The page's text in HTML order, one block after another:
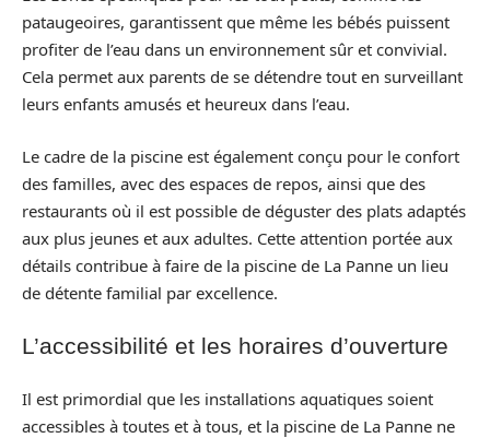
pataugeoires, garantissent que même les bébés puissent
profiter de l’eau dans un environnement sûr et convivial.
Cela permet aux parents de se détendre tout en surveillant
leurs enfants amusés et heureux dans l’eau.
Le cadre de la piscine est également conçu pour le confort
des familles, avec des espaces de repos, ainsi que des
restaurants où il est possible de déguster des plats adaptés
aux plus jeunes et aux adultes. Cette attention portée aux
détails contribue à faire de la piscine de La Panne un lieu
de détente familial par excellence.
L’accessibilité et les horaires d’ouverture
Il est primordial que les installations aquatiques soient
accessibles à toutes et à tous, et la piscine de La Panne ne